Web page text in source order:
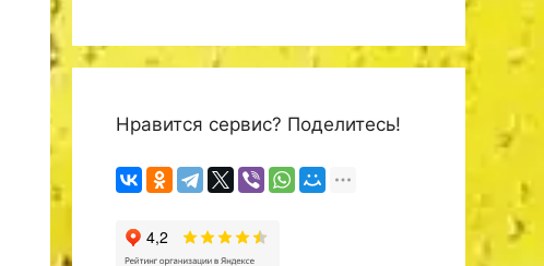
Нравится сервис? Поделитесь!